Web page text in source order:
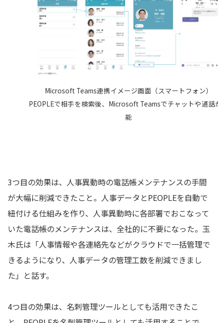
Microsoft Teams連携イメージ画面（スマートフォン）
PEOPLEで相手を検索後、Microsoft Teamsでチャットや通話
能
3つ目の効果は、人事異動時の電話帳メンテナンスの手間
が大幅に削減できたこと。人事データとPEOPLEを自動で
紐付ける仕組みを作り、人事異動時に各部署でおこなって
いた電話帳のメンテナンスは、全社的に不要になった。玉
木氏は「人事情報や各連絡先などがクラウドで一括管理で
きるようになり、人事データの管理工数を削減できまし
た」と話す。
4つ目の効果は、名刺管理ツールとしても活用できたこ